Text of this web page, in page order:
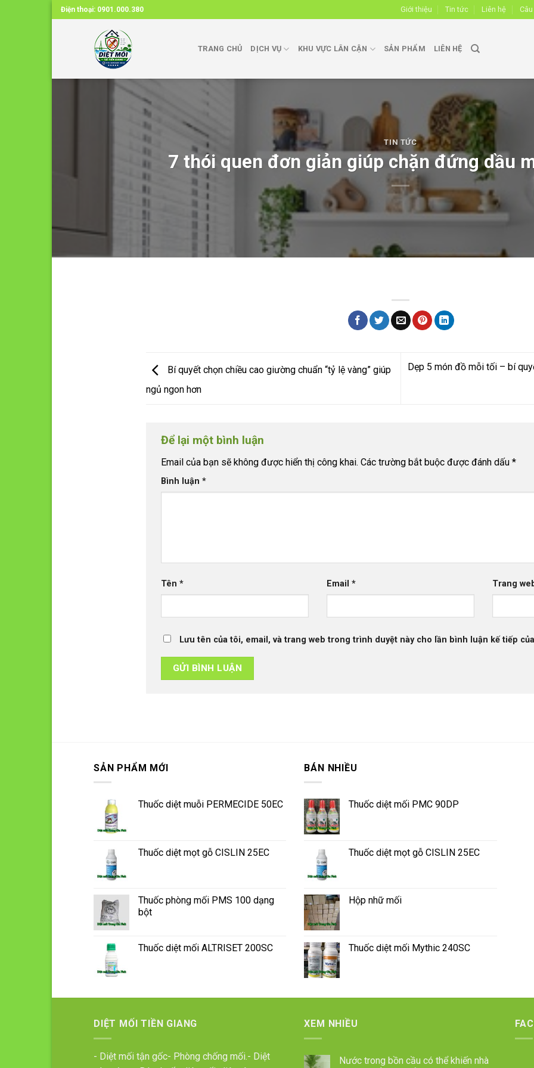
Skip
to
Điện thoại: 0901.000.380 Giới thiệu Tin tức Liên hệ
TRANG CHỦ DỊCH VỤ KHU VỰC LÂN CẬN SẢN PHẨM LIÊN HỆ
TIN TỨC
7 thói quen đơn giản giúp chặn đứng dầu
Bí quyết chọn chiều cao giường chuẩn “tỷ lệ vàng” giúp
ngủ ngon hơn
Dẹp 5 món đồ mỗi tối – bí
Để lại một bình luận
Email của bạn sẽ không được hiển thị công khai. Các trường bắt buộc được đánh dấu*
Bình luận*
Tên* Email* Trang
Lưu tên của tôi, email, và trang web trong trình duyệt này cho lần bình luận kế tiếp
SẢN PHẨM MỚI
Thuốc diệt muỗi PERMECIDE 50EC
Thuốc diệt mọt gỗ CISLIN 25EC
Thuốc phòng mối PMS 100 dạng
bột
Thuốc diệt mối ALTRISET 200SC
BÁN NHIỀU
Thuốc diệt mối PMC 90DP
Thuốc diệt mọt gỗ CISLIN 25EC
Hộp nhữ mối
Thuốc diệt mối Mythic 240SC
DIỆT MỐI TIỀN GIANG
- Diệt mối tận gốc- Phòng chống mối.- Diệt
XEM NHIỀU
Nước trong bồn cầu có thể khiến nhà